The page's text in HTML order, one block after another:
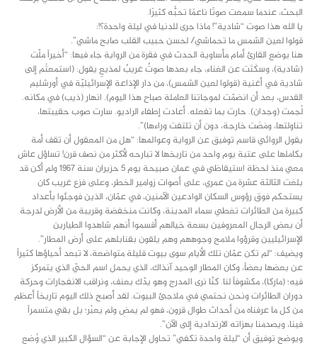
البحث، عندما سمعت صوتًا ناعمًا تحبُّه كثيرًا.
يا الله هذا صوت “شادية”! ماذا جرى للدنيا في ليلة واحدة؟!:
قولوا لعين الشمس ما تحماشي/ لحسن حبيب القلب صابح ماشي”.
هنا يوضع القارئ أمام مأساوية الحدث في فقرة من الرواية جاء فيها: “أخيراً ملّت
(شادية)، وسكَتَت عن الغناء، جاء بعدها صوتٌ غريبٌ لمذيعٍ يقول: (استمعتُم إلى
شادية في أغنية (قولوا لعين الشمس)، من دار الإذاعة الإسرائيليّة في أورشليم
القدس، بعد أن انضمّت لموجاتنا العاملة صباح هذا اليوم). انهار (ذيب) في مكانه.
لُجمت (وجدان). حارت بما تفعله. أعادت إطفاء الراديو. سارت صوب حقيبتها،
تناولتها، ومَضَت خارجة، دون أن تلتفت وراءها)”.
يقول الروائي قاسم توفيق عن الرواية وعوالمها: “هل من المعقول أن تقف أمة
بكاملها على عتبة يوم واحد من تاريخها لا تبارحه لأكثر من نصف قرن! تساؤل عاش
معي منذ لحظة استيقاظي في عمان صبيحة يوم 5 حزيران سنة 1967 ولم أكن قد
بلغت الثالثة عشرة من عمري، على أصوات زوامير الخطر، وعلى فزع غريب كان
يستحكم فوق رؤوس السكان الوادعين الآمنين، في عمّان، الذين فوجئوا بأعداد
كبيرة من الطائرات تغطي سماء المدينة، وكانت منخفضة وقريبة من الأرض لدرجة
أن بعض الرجال المعروفين بسعة خيالهم أقسموا أنهم شاهدوا الطيارين
الإسرائيليين وقرؤوا ملامح وجوههم وهم يلقون بقنابلهم على أرض المطار”.
ويضيف: “لم تكن عمّان تلك الأيام سوى بيوت قليلة متواضعة، لا تبعد أحياؤها كثيراً
عن بعضها بعضاً، وكان المطار الوحيد آنذاك، الذي يحمل اسم الحيّ الذي يتمركز
فيه؛ (ماركا)، مكشوفاً لنا. كنّا نرى المدرج وهو يدّك بعنف، ونراقب الانفجارات وحركة
دوران الطائرات ونحن نحتمي في ملاجئ البيوت. لقد أصبح ذلك اليوم تاريخاً أعظم
من كل ما عرفناه من أحداث طوال قرون، فهو لم يمضِ ولم يعبُر؛ بل بقي متسمراً
فينا، ويصدمنا بهزاته الارتدادية إلى الآن”.
ويوضح توفيق أن “ليلة واحدة تكفي” تحاول الإجابة عن “السؤال الكبير الذي وُضع